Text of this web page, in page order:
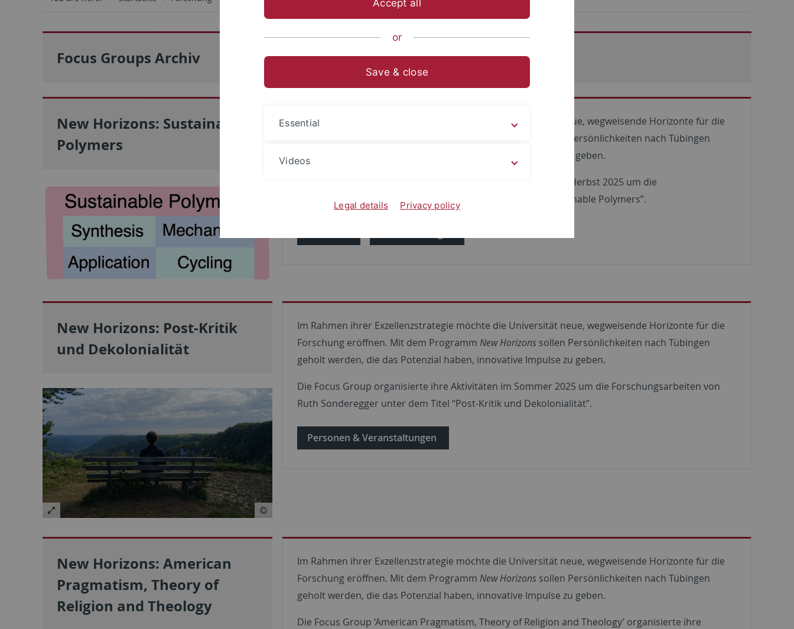
Focus Groups Archiv
New Horizons: Sustainable
Polymers
Im Rahmen ihrer Exzellenzstrategie möchte die Universität neue, wegweisende Horizonte für die
sollen Persönlichkeiten nach Tübingen
geholt werden, die das Potenzial haben, innovative Impulse zu geben.
Die Focus Group organisiert ihre Aktivitäten im Sommer und Herbst 2025 um die
Forschungsarbeiten von Megan Fieser unter dem Titel “Sustainable Polymers”.
New Horizons: Post-Kritik
und Dekolonialität
Im Rahmen ihrer Exzellenzstrategie möchte die Universität neue, wegweisende Horizonte für die
Forschung eröffnen. Mit dem ProgrammNew Horizons sollen Persönlichkeiten nach Tübingen
geholt werden, die das Potenzial haben, innovative Impulse zu geben.
Die Focus Group organisierte ihre Aktivitäten im Sommer 2025 um die Forschungsarbeiten von
Ruth Sonderegger unter dem Titel “Post-Kritik und Dekolonialität”.
Personen & Veranstaltungen
New Horizons: American
Pragmatism, Theory of
Religion and Theology
Im Rahmen ihrer Exzellenzstrategie möchte die Universität neue, wegweisende Horizonte für die
Forschung eröffnen. Mit dem ProgrammNew Horizons sollen Persönlichkeiten nach Tübingen
geholt werden, die das Potenzial haben, innovative Impulse zu geben.
Die Focus Group ‘American Pragmatism, Theory of Religion and Theology’ organisierte ihre
Accept all
or
Save & close
Essential
Videos
Legal details Privacy policy